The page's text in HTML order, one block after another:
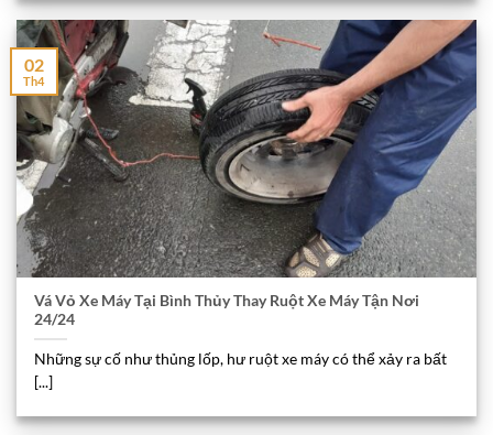
Vá Vỏ Xe Máy Tại Bình Thủy Thay Ruột Xe Máy Tận Nơi
24/24
Những sự cố như thủng lốp, hư ruột xe máy có thể xảy ra bất
[...]
02
Th4